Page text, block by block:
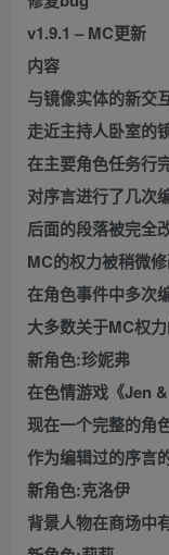
v1.9.1 – MC更新
内容
与镜像实体的新交
走近主持人卧室的
在主要角色任务行
对序言进行了几次
后面的段落被完全
MC的权力被稍微
在角色事件中多次
大多数关于MC权
新角色:珍妮弗
在色情游戏《Jen
现在一个完整的角
作为编辑过的序言
新角色:克洛伊
背景人物在商场中